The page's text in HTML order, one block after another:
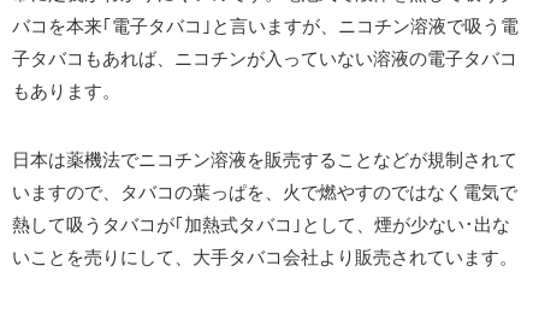
バコを本来｢電子タバコ｣と言いますが、ニコチン溶液で吸う電
子タバコもあれば、ニコチンが入っていない溶液の電子タバコ
もあります。
日本は薬機法でニコチン溶液を販売することなどが規制されて
いますので、タバコの葉っぱを、火で燃やすのではなく電気で
熱して吸うタバコが｢加熱式タバコ｣として、煙が少ない･出な
いことを売りにして、大手タバコ会社より販売されています。